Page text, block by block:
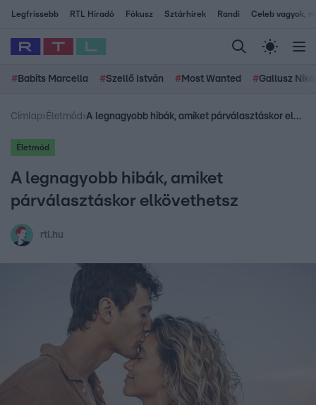
Legfrissebb RTL Híradó Fókusz Sztárhírek Randi Celeb vagyok,
# Babits Marcella #Szellő István # Most Wanted #Gallusz
Címlap› Életmód › A legnagyobb hibák, amiket párválasztáskor elkövethetsz
Életmód
A legnagyobb hibák, amiket
párválasztáskor elkövethetsz
rtl.hu